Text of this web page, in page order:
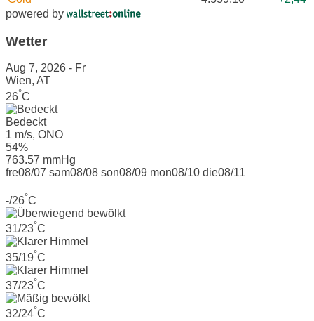
powered by
Wetter
Aug 7, 2026 - Fr
Wien, AT
26°C
Bedeckt
1 m/s, ONO
54%
763.57 mmHg
fre08/07 sam08/08 son08/09 mon08/10 die08/11
-/26°C
31/23°C
35/19°C
37/23°C
32/24°C